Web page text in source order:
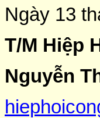
Ngày 13
T/M Hiệp
Nguyễn